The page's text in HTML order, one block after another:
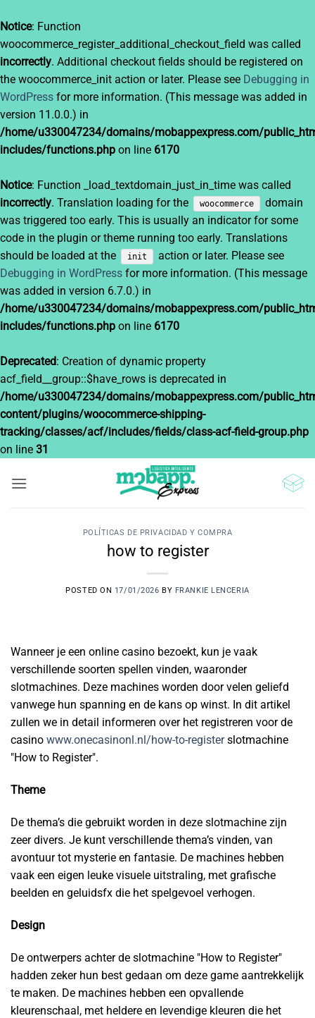
Notice: Function
woocommerce_register_additional_checkout_field was called
incorrectly. Additional checkout fields should be registered on
the woocommerce_init action or later. Please see Debugging in
WordPress for more information. (This message was added in
version 11.0.0.) in
/home/u330047234/domains/mobappexpress.com/
includes/functions.php on line 6170
Notice: Function _load_textdomain_just_in_time was called
incorrectly. Translation loading for the woocommerce
domain
was triggered too early. This is usually an indicator for some
code in the plugin or theme running too early. Translations
should be loaded at the
init
action or later. Please see
Debugging in WordPress for more information. (This message
was added in version 6.7.0.) in
/home/u330047234/domains/mobappexpress.com/
includes/functions.php on line 6170
Deprecated: Creation of dynamic property
acf_field__group::$have_rows is deprecated in
/home/u330047234/domains/mobappexpress.com/
content/plugins/woocommerce-shipping-
tracking/classes/acf/includes/fields/class-acf-field-group.php
on line 31
POLÍTICAS DE PRIVACIDAD Y COMPRA
how to register
POSTED ON 17/01/2026 BY FRANKIE LENCERIA
Wanneer je een online casino bezoekt, kun je vaak
verschillende soorten spellen vinden, waaronder
slotmachines. Deze machines worden door velen geliefd
vanwege hun spanning en de kans op winst. In dit artikel
zullen we in detail informeren over het registreren voor de
casino www.onecasinonl.nl/how-to-registerslotmachine
"How to Register".
Theme
De thema’s die gebruikt worden in deze slotmachine zijn
zeer divers. Je kunt verschillende thema’s vinden, van
avontuur tot mysterie en fantasie. De machines hebben
vaak een eigen leuke visuele uitstraling, met grafische
beelden en geluidsfx die het spelgevoel verhogen.
Design
De ontwerpers achter de slotmachine "How to Register"
hadden zeker hun best gedaan om deze game aantrekkelijk
te maken. De machines hebben een opvallende
kleurenschaal, met heldere en levendige kleuren die het